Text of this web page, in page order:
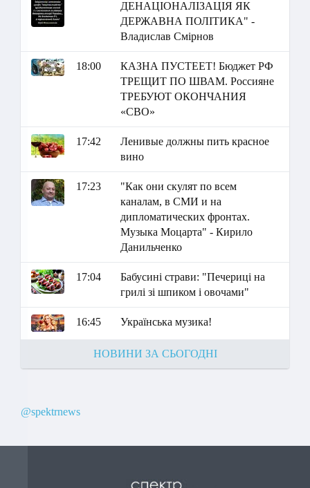
ДЕНАЦІОНАЛІЗАЦІЯ ЯК
ДЕРЖАВНА ПОЛІТИКА" -
Владислав Смірнов
18:00
КАЗНА ПУСТЕЕТ! Бюджет РФ
ТРЕЩИТ ПО ШВАМ. Россияне
ТРЕБУЮТ ОКОНЧАНИЯ
«СВО»
17:42
Ленивые должны пить красное
вино
17:23
"Как они скулят по всем
каналам, в СМИ и на
дипломатических фронтах.
Музыка Моцарта" - Кирило
Данильченко
17:04
Бабусині страви: "Печериці на
грилі зі шпиком і овочами"
16:45 Українська музика!
НОВИНИ ЗА СЬОГОДНІ
@spektrnews